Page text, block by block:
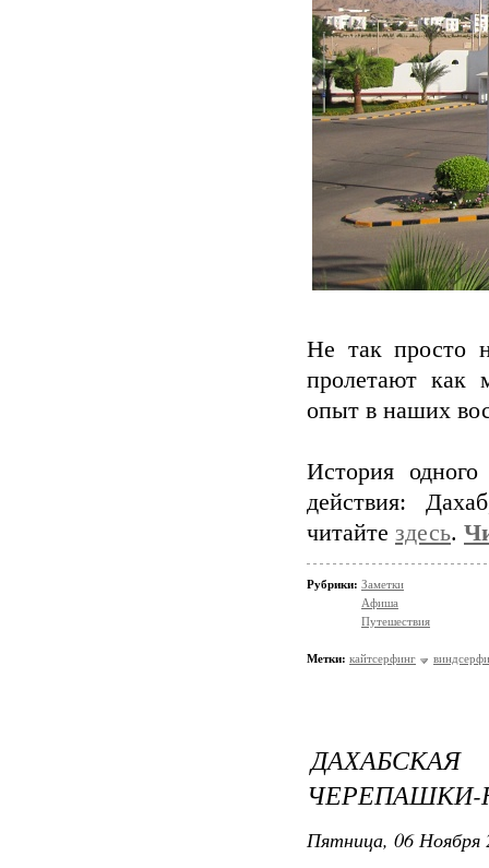
Не так просто
пролетают как
опыт в наших
История
действия:
читайте здесь.
Рубрики: Заметки
Афиша
Путешествия
Метки: кайтсерфинг
ЧЕРЕПАШКИ-
Пятница, 06 Ноября